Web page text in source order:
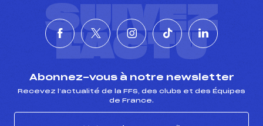
SUIVEZ
L'ACTU
Abonnez-vous à notre newsletter
Recevez l’actualité de la FFS, des clubs et des Équipes
de France.